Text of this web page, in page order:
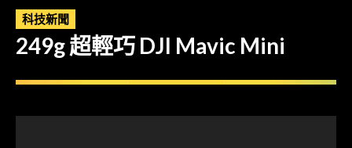
科技新聞
249g 超輕巧 DJI Mavic Mini